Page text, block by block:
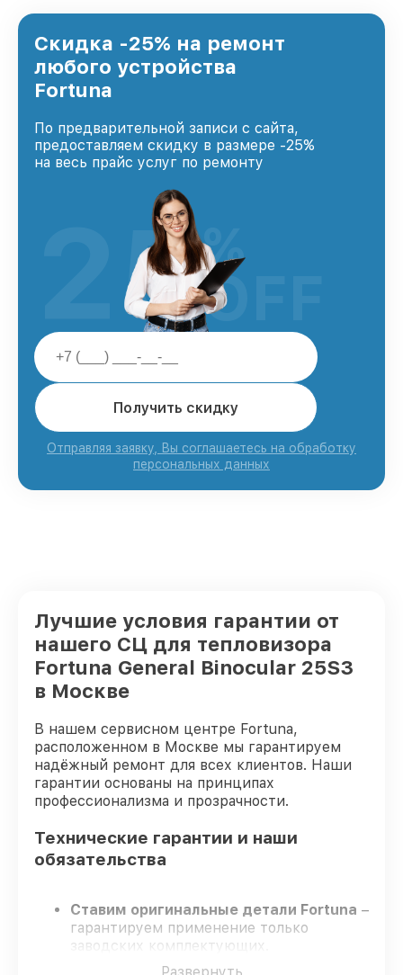
Скидка -25% на ремонт
любого устройства
Fortuna
По предварительной записи с сайта,
предоставляем скидку в размере -25%
на весь прайс услуг по ремонту
Получить скидку
Отправляя заявку, Вы соглашаетесь на обработку
персональных данных
25%
OFF
Лучшие условия гарантии от
нашего СЦ для тепловизора
Fortuna General Binocular 25S3
в Москве
В нашем сервисном центре Fortuna,
расположенном в Москве мы гарантируем
надёжный ремонт для всех клиентов. Наши
гарантии основаны на принципах
профессионализма и прозрачности.
Технические гарантии и наши
обязательства
Ставим оригинальные детали Fortuna –
гарантируем применение только
заводских комплектующих.
Опытные специалисты